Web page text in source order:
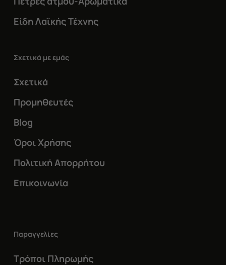
Είδη Λαϊκής Τέχνης
Σχετικά με εμάς
Σχετικά
Προμηθευτές
Blog
Όροι Χρήσης
Πολιτική Απορρήτου
Επικοινωνία
Παραγγελίες
Τρόποι Πληρωμής